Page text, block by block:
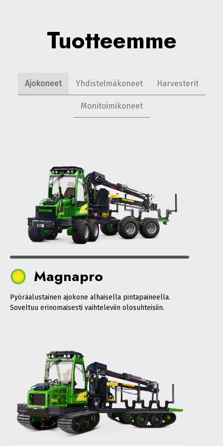
Tuotteemme
Ajokoneet Yhdistelmäkoneet Harvesterit
Monitoimikoneet
Magnapro
Pyöräalustainen ajokone alhaisella pintapaineella.
Soveltuu erinomaisesti vaihteleviin olosuhteisiin.